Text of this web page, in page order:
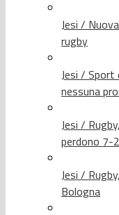
Jesi /
rugby
Jesi / Sport
nessuna
Jesi /
perdono 7-
Jesi /
Bologna